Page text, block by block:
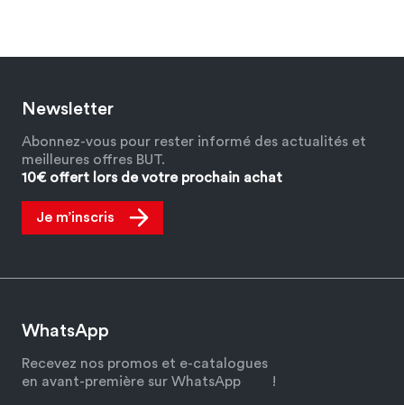
Newsletter
Abonnez-vous pour rester informé des actualités et
meilleures offres BUT.
10€ offert lors de votre prochain achat
Je m’inscris
WhatsApp
Recevez nos promos et e-catalogues
en avant-première sur WhatsApp
!